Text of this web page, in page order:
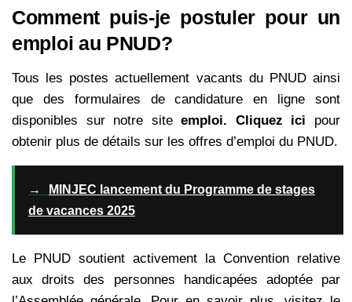
Comment puis-je postuler pour un
emploi au PNUD?
Tous les postes actuellement vacants du PNUD ainsi
que des formulaires de candidature en ligne sont
disponibles sur notre siteemploi. Cliquez ici pour
obtenir plus de détails sur les offres d’emploi du PNUD.
→
MINJEC lancement du Programme de stages
de vacances 2025
Le PNUD soutient activement la Convention relative
aux droits des personnes handicapées adoptée par